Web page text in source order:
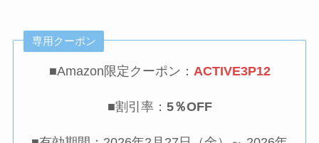
専用クーポン
■Amazon限定クーポン： ACTIVE3P12
■割引率： 5％OFF